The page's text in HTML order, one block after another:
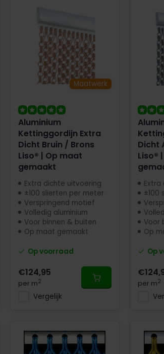
Maatwerk
Aluminium
Kettinggordijn Extra
Dicht Bruin / Brons
Liso® | Op maat
gemaakt
Extra dichte uitvoering
±100 slierten per meter
Verspringend motief
Volledig aluminium
Voor binnen & buiten
Op maat gemaakt
Op voorraad
€124,95
per m2
Vergelijk
Dicht
Liso®
±100
Voor
Op
Op
per m2